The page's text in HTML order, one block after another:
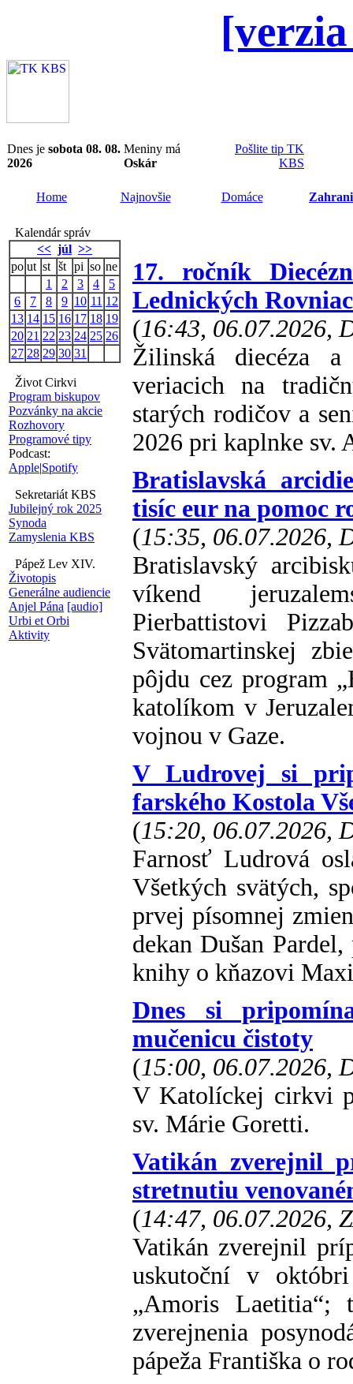
Dnes je sobota 08. 08.
2026
Meniny má
Oskár
Pošlite tip TK
KBS
Home Najnovšie Domáce
Kalendár správ
<< júl >>
po ut st št pi so ne
1
2 3 4
5
6
7 8 9 10 11 12
13 14 15 16 17 18 19
20 21 22 23 24 25 26
27 28 29 30 31
Život Cirkvi
Program biskupov
Pozvánky na akcie
Rozhovory
Programové tipy
Podcast:
Apple|Spotify
Sekretariát KBS
Jubilejný rok 2025
Synoda
Zamyslenia KBS
Pápež Lev XIV.
Životopis
Generálne audiencie
Anjel Pána [audio]
Urbi et Orbi
Aktivity
17. ročník
Lednických
(16:43, 06.07.2026,
Žilinská diecéza
veriacich na
starých rodičov a
2026 pri kaplnke sv.
Bratislavská
tisíc eur na pomoc
(15:35, 06.07.2026,
Bratislavský
víkend
Pierbattistovi
Svätomartinskej
pôjdu cez program
katolíkom v
vojnou v Gaze.
V Ludrovej si
farského Kostola
(15:20, 06.07.2026,
Farnosť Ludrová
Všetkých svätých,
prvej písomnej
dekan Dušan
knihy o kňazovi
Dnes si
mučenicu čistoty
(15:00, 06.07.2026,
V Katolíckej cirkvi
sv. Márie Goretti.
Vatikán zverejnil
stretnutiu
(14:47, 06.07.2026,
Vatikán zverejnil
uskutoční v
„Amoris
zverejnenia
pápeža Františka o